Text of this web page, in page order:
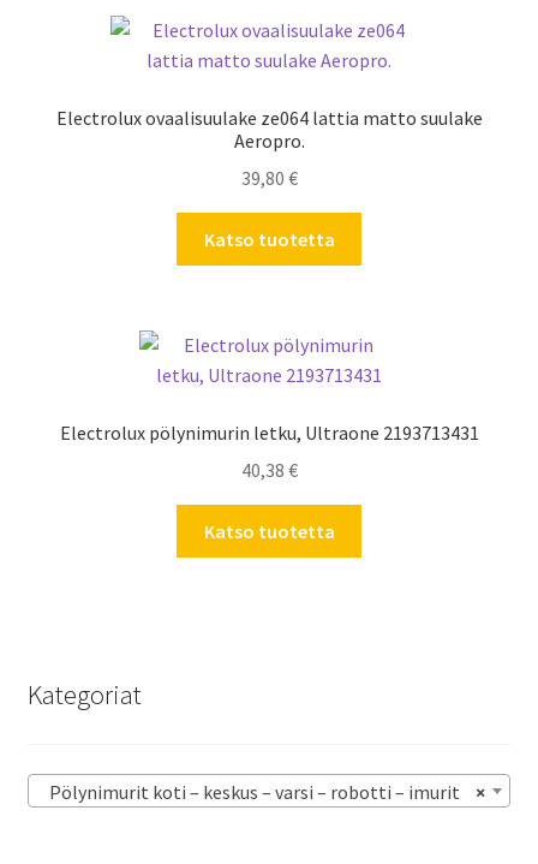
Electrolux ovaalisuulake ze064 lattia matto suulake
Aeropro.
39,80 €
Katso tuotetta
Electrolux pölynimurin letku, Ultraone 2193713431
40,38 €
Katso tuotetta
Kategoriat
×
Pölynimurit koti – keskus – varsi – robotti – imurit